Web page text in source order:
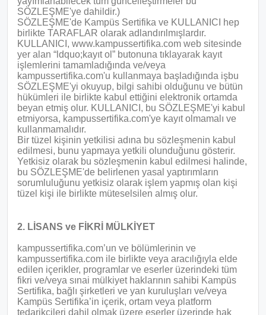
SÖZLEŞME'ye dahildir.)
SÖZLEŞME'de Kampüs Sertifika ve KULLANICI hep
birlikte TARAFLAR olarak adlandırılmışlardır.
KULLANICI, www.kampussertifika.com web sitesinde
yer alan “ldquo;kayıt ol” butonuna tıklayarak kayıt
işlemlerini tamamladığında ve/veya
kampussertifika.com'u kullanmaya başladığında işbu
SÖZLEŞME'yi okuyup, bilgi sahibi olduğunu ve bütün
hükümleri ile birlikte kabul ettiğini elektronik ortamda
beyan etmiş olur. KULLANICI, bu SÖZLEŞME'yi kabul
etmiyorsa, kampussertifika.com'ye kayıt olmamalı ve
kullanmamalıdır.
Bir tüzel kişinin yetkilisi adına bu sözleşmenin kabul
edilmesi, bunu yapmaya yetkili olunduğunu gösterir.
Yetkisiz olarak bu sözleşmenin kabul edilmesi halinde,
bu SÖZLEŞME'de belirlenen yasal yaptırımların
sorumluluğunu yetkisiz olarak işlem yapmış olan kişi
tüzel kişi ile birlikte müteselsilen almış olur.
2. LİSANS ve FİKRİ MÜLKİYET
kampussertifika.com’un ve bölümlerinin ve
kampussertifika.com ile birlikte veya aracılığıyla elde
edilen içerikler, programlar ve eserler üzerindeki tüm
fikri ve/veya sınai mülkiyet haklarının sahibi Kampüs
Sertifika, bağlı şirketleri ve yan kuruluşları ve/veya
Kampüs Sertifika’in içerik, ortam veya platform
tedarikçileri dahil olmak üzere eserler üzerinde hak